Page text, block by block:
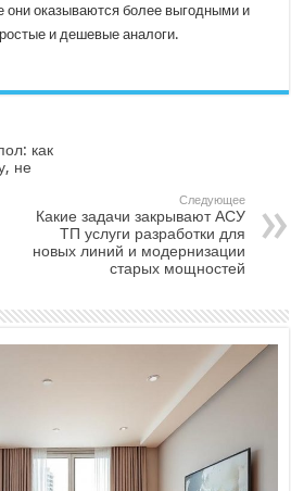
они оказываются более выгодными и
и дешевые аналоги.
как
не
Следующее
Какие задачи закрывают АСУ
ТП услуги разработки для
новых линий и модернизации
старых мощностей​